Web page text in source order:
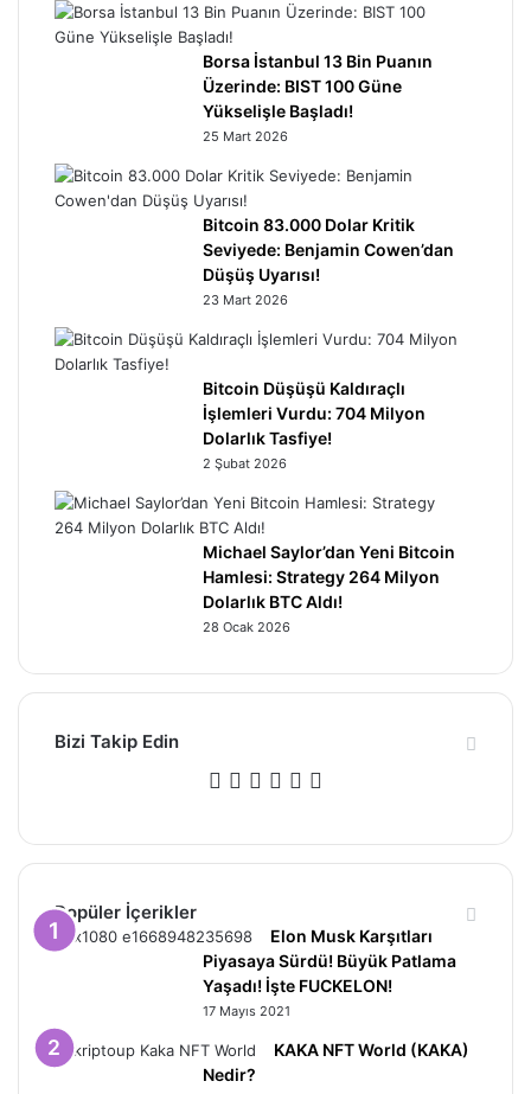
Borsa İstanbul 13 Bin Puanın
Üzerinde: BIST 100 Güne
Yükselişle Başladı!
25 Mart 2026
Bitcoin 83.000 Dolar Kritik
Seviyede: Benjamin Cowen’dan
Düşüş Uyarısı!
23 Mart 2026
Bitcoin Düşüşü Kaldıraçlı
İşlemleri Vurdu: 704 Milyon
Dolarlık Tasfiye!
2 Şubat 2026
Michael Saylor’dan Yeni Bitcoin
Hamlesi: Strategy 264 Milyon
Dolarlık BTC Aldı!
28 Ocak 2026
Bizi Takip Edin
Facebook
X Pinterest
YouTube
Instagram
Popüler İçerikler
Elon Musk Karşıtları
Piyasaya Sürdü! Büyük Patlama
Yaşadı! İşte FUCKELON!
17 Mayıs 2021
KAKA NFT World (KAKA)
Nedir?